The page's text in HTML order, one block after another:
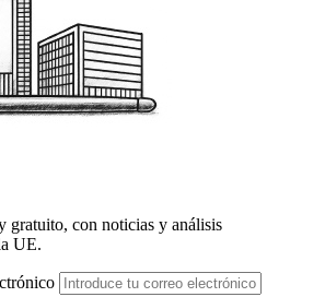
gratuito, con noticias y análisis
UE.